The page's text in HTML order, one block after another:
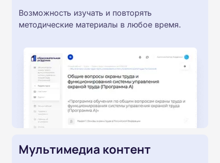
Возможность изучать и повторять
методические материалы в любое время.
Мультимедиа контент